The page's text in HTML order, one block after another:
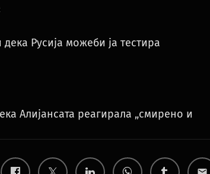
Русија можеби ја тестира
Алијансата реагирала „смирено и